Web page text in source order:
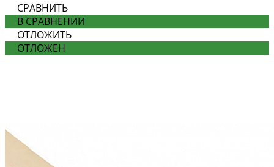
СРАВНИТЬ
В СРАВНЕНИИ
ОТЛОЖИТЬ
ОТЛОЖЕН